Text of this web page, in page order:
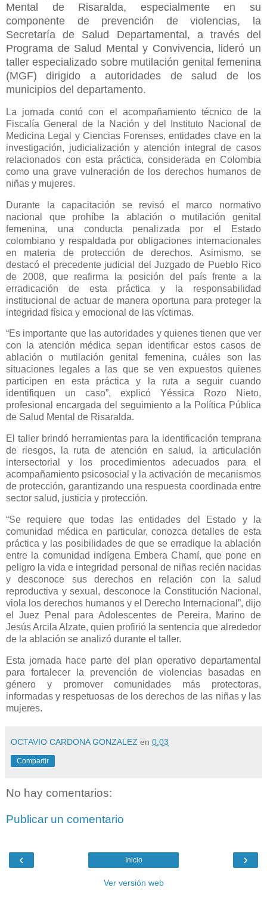
Mental de Risaralda, especialmente en su
componente de prevención de violencias, la
Secretaría de Salud Departamental, a través del
Programa de Salud Mental y Convivencia, lideró un
taller especializado sobre mutilación genital femenina
(MGF) dirigido a autoridades de salud de los
municipios del departamento.
La jornada contó con el acompañamiento técnico de la
Fiscalía General de la Nación y del Instituto Nacional de
Medicina Legal y Ciencias Forenses, entidades clave en la
investigación, judicialización y atención integral de casos
relacionados con esta práctica, considerada en Colombia
como una grave vulneración de los derechos humanos de
niñas y mujeres.
Durante la capacitación se revisó el marco normativo
nacional que prohíbe la ablación o mutilación genital
femenina, una conducta penalizada por el Estado
colombiano y respaldada por obligaciones internacionales
en materia de protección de derechos. Asimismo, se
destacó el precedente judicial del Juzgado de Pueblo Rico
de 2008, que reafirma la posición del país frente a la
erradicación de esta práctica y la responsabilidad
institucional de actuar de manera oportuna para proteger la
integridad física y emocional de las víctimas.
“Es importante que las autoridades y quienes tienen que ver
con la atención médica sepan identificar estos casos de
ablación o mutilación genital femenina, cuáles son las
situaciones legales a las que se ven expuestos quienes
participen en esta práctica y la ruta a seguir cuando
identifiquen un caso”, explicó Yéssica Rozo Nieto,
profesional encargada del seguimiento a la Política Pública
de Salud Mental de Risaralda.
El taller brindó herramientas para la identificación temprana
de riesgos, la ruta de atención en salud, la articulación
intersectorial y los procedimientos adecuados para el
acompañamiento psicosocial y la activación de mecanismos
de protección, garantizando una respuesta coordinada entre
sector salud, justicia y protección.
“Se requiere que todas las entidades del Estado y la
comunidad médica en particular, conozca detalles de esta
práctica y las posibilidades de que se erradique la ablación
entre la comunidad indígena Embera Chamí, que pone en
peligro la vida e integridad personal de niñas recién nacidas
y desconoce sus derechos en relación con la salud
reproductiva y sexual, desconoce la Constitución Nacional,
viola los derechos humanos y el Derecho Internacional”, dijo
el Juez Penal para Adolescentes de Pereira, Marino de
Jesús Arcila Alzate, quien profirió la sentencia que alrededor
de la ablación se analizó durante el taller.
Esta jornada hace parte del plan operativo departamental
para fortalecer la prevención de violencias basadas en
género y promover comunidades más protectoras,
informadas y respetuosas de los derechos de las niñas y las
mujeres.
OCTAVIO CARDONA GONZALEZ en 0:03
Compartir
No hay comentarios:
Publicar un comentario
‹ ›
Inicio
Ver versión web